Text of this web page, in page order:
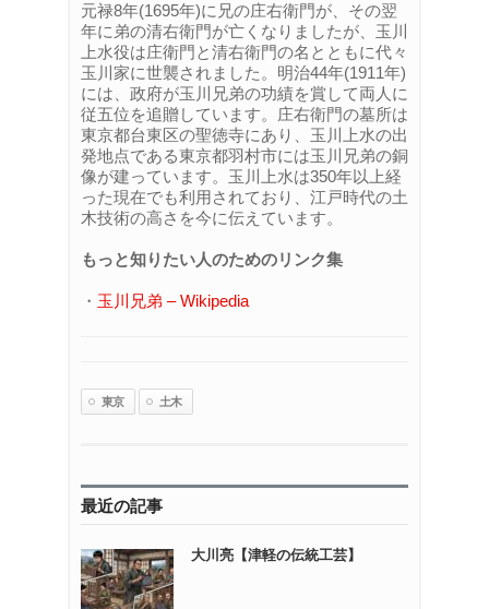
元禄8年(1695年)に兄の庄右衛門が、その翌
年に弟の清右衛門が亡くなりましたが、玉川
上水役は庄衛門と清右衛門の名とともに代々
玉川家に世襲されました。明治44年(1911年)
には、政府が玉川兄弟の功績を賞して両人に
従五位を追贈しています。庄右衛門の墓所は
東京都台東区の聖徳寺にあり、玉川上水の出
発地点である東京都羽村市には玉川兄弟の銅
像が建っています。玉川上水は350年以上経
った現在でも利用されており、江戸時代の土
木技術の高さを今に伝えています。
もっと知りたい人のためのリンク集
・ 玉川兄弟 – Wikipedia
東京 土木
最近の記事
大川亮【津軽の伝統工芸】